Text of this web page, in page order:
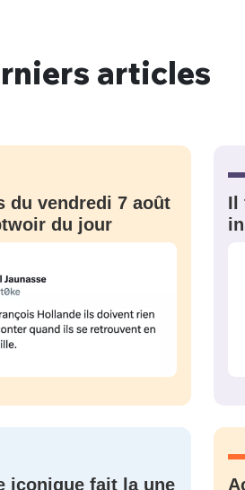
articles
du vendredi 7 août
du jour
Il
iconique fait la une
*
vous
tweets